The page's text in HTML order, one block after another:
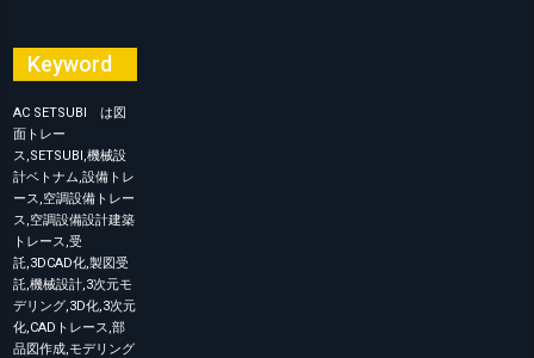
Keyword
AC SETSUBI は図
面トレー
ス,SETSUBI,機械設
計ベトナム,設備トレ
ース,空調設備トレー
ス,空調設備設計建築
トレース,受
託,3DCAD化,製図受
託,機械設計,3次元モ
デリング,3D化,3次元
化,CADトレース,部
品図作成,モデリング